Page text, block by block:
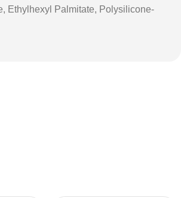
Ethylhexyl Palmitate, Polysilicone-